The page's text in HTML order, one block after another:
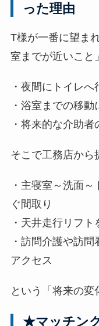
った理由
T様が一番に望ま
室までが近いこと
・夜間にトイレ
・浴室までの移
・将来的な介助
そこで工務店から
・主寝室～洗面
ぐ間取り
・天井走行リフ
・訪問介護や訪
アクセス
という「将来の変
★マッチン